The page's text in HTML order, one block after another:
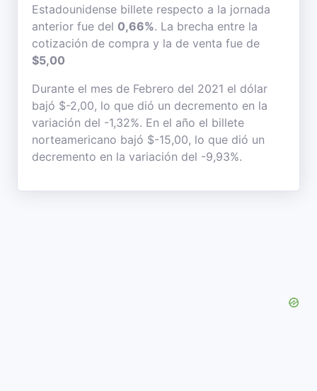
Estadounidense billete respecto a la jornada
anterior fue del 0,66%. La brecha entre la
cotización de compra y la de venta fue de
$5,00
Durante el mes de Febrero del 2021 el dólar
bajó $-2,00, lo que dió un decremento en la
variación del -1,32%. En el año el billete
norteamericano bajó $-15,00, lo que dió un
decremento en la variación del -9,93%.